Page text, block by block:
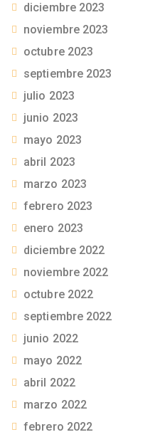
diciembre 2023
noviembre 2023
octubre 2023
septiembre 2023
julio 2023
junio 2023
mayo 2023
abril 2023
marzo 2023
febrero 2023
enero 2023
diciembre 2022
noviembre 2022
octubre 2022
septiembre 2022
junio 2022
mayo 2022
abril 2022
marzo 2022
febrero 2022